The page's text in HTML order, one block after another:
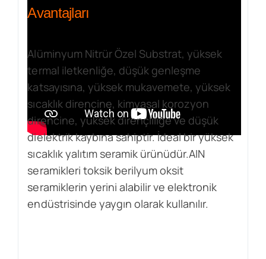
Avantajları
Alüminyum Nitrür Özel Substrat, yüksek
termal iletkenliğe, düşük genleşme
katsayısına, yüksek mukavemete, yüksek
sıcaklık direncine, kimyasal korozyon
direncine, yüksek dirençliliğe ve düşük
dielektrik kaybına sahiptir. İdeal bir yüksek
sıcaklık yalıtım seramik ürünüdür.AIN
seramikleri toksik berilyum oksit
seramiklerin yerini alabilir ve elektronik
endüstrisinde yaygın olarak kullanılır.